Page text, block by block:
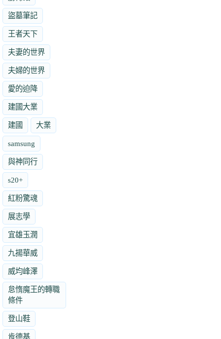
盜墓筆記
王者天下
夫妻的世界
夫婦的世界
愛的迫降
建國大業
建國 大業
samsung
與神同行
s20+
紅粉驚魂
展志學
宜雄玉潤
九揚華威
威均峰澤
怠惰魔王的轉職
條件
登山鞋
肯德基